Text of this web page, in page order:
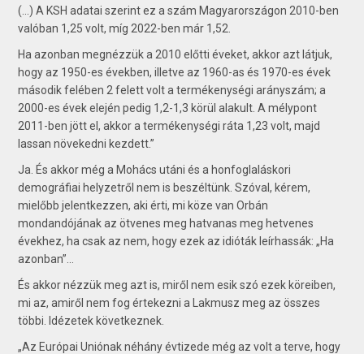
(...) A KSH adatai szerint ez a szám Magyarországon 2010-ben
valóban 1,25 volt, míg 2022-ben már 1,52.
Ha azonban megnézzük a 2010 előtti éveket, akkor azt látjuk,
hogy az 1950-es években, illetve az 1960-as és 1970-es évek
második felében 2 felett volt a termékenységi arányszám; a
2000-es évek elején pedig 1,2-1,3 körül alakult. A mélypont
2011-ben jött el, akkor a termékenységi ráta 1,23 volt, majd
lassan növekedni kezdett.”
Ja. És akkor még a Mohács utáni és a honfoglaláskori
demográfiai helyzetről nem is beszéltünk. Szóval, kérem,
mielőbb jelentkezzen, aki érti, mi köze van Orbán
mondandójának az ötvenes meg hatvanas meg hetvenes
évekhez, ha csak az nem, hogy ezek az idióták leírhassák: „Ha
azonban”...
És akkor nézzük meg azt is, miről nem esik szó ezek köreiben,
mi az, amiről nem fog értekezni a Lakmusz meg az összes
többi. Idézetek következnek.
„Az Európai Uniónak néhány évtizede még az volt a terve, hogy